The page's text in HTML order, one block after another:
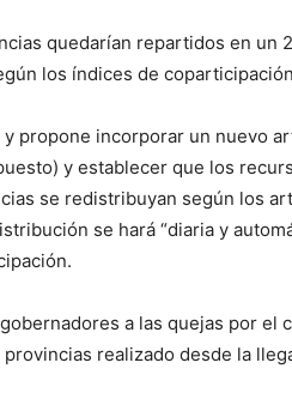
quedarían repartidos en un
los índices de
propone incorporar un nuevo
y establecer que los
se redistribuyan según los
se hará “diaria y
a las quejas por el
realizado desde la